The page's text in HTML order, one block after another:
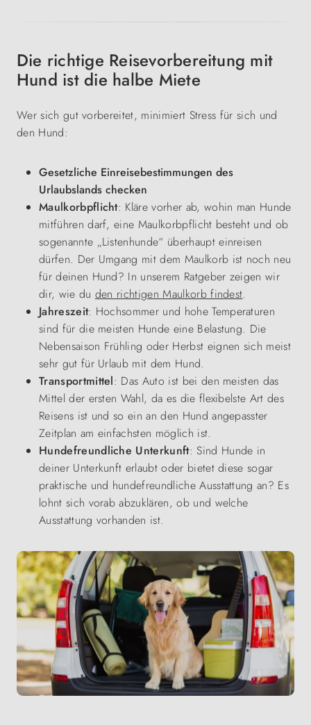
Die richtige Reisevorbereitung mit
Hund ist die halbe Miete
Wer sich gut vorbereitet, minimiert Stress für sich und
den Hund:
Gesetzliche Einreisebestimmungen des
Urlaubslands checken
Maulkorbpflicht: Kläre vorher ab, wohin man Hunde
mitführen darf, eine Maulkorbpflicht besteht und ob
sogenannte „Listenhunde“ überhaupt einreisen
dürfen. Der Umgang mit dem Maulkorb ist noch neu
für deinen Hund? In unserem Ratgeber zeigen wir
dir, wie du den richtigen Maulkorb findest.
Jahreszeit: Hochsommer und hohe Temperaturen
sind für die meisten Hunde eine Belastung. Die
Nebensaison Frühling oder Herbst eignen sich meist
sehr gut für Urlaub mit dem Hund.
Transportmittel: Das Auto ist bei den meisten das
Mittel der ersten Wahl, da es die flexibelste Art des
Reisens ist und so ein an den Hund angepasster
Zeitplan am einfachsten möglich ist.
Hundefreundliche Unterkunft: Sind Hunde in
deiner Unterkunft erlaubt oder bietet diese sogar
praktische und hundefreundliche Ausstattung an? Es
lohnt sich vorab abzuklären, ob und welche
Ausstattung vorhanden ist.